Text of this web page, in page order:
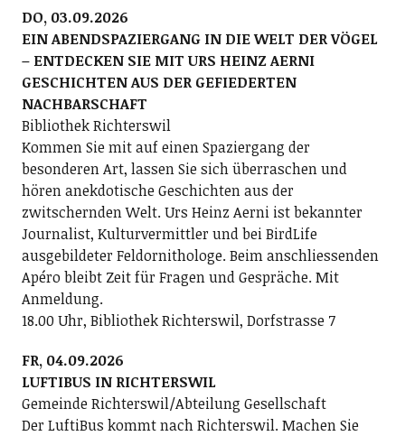
DO, 03.09.2026
EIN ABENDSPAZIERGANG IN DIE WELT DER VÖGEL
– ENTDECKEN SIE MIT URS HEINZ AERNI
GESCHICHTEN AUS DER GEFIEDERTEN
NACHBARSCHAFT
Bibliothek Richterswil
Kommen Sie mit auf einen Spaziergang der
besonderen Art, lassen Sie sich überraschen und
hören anekdotische Geschichten aus der
zwitschernden Welt. Urs Heinz Aerni ist bekannter
Journalist, Kulturvermittler und bei BirdLife
ausgebildeter Feldornithologe. Beim anschliessenden
Apéro bleibt Zeit für Fragen und Gespräche. Mit
Anmeldung.
18.00 Uhr, Bibliothek Richterswil, Dorfstrasse 7
FR, 04.09.2026
LUFTIBUS IN RICHTERSWIL
Gemeinde Richterswil/Abteilung Gesellschaft
Der LuftiBus kommt nach Richterswil. Machen Sie